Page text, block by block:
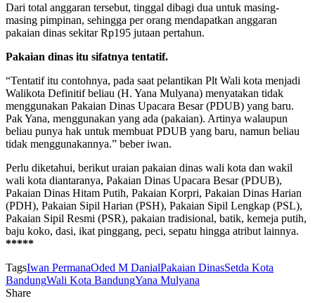
Dari total anggaran tersebut, tinggal dibagi dua untuk masing-
masing pimpinan, sehingga per orang mendapatkan anggaran
pakaian dinas sekitar Rp195 jutaan pertahun.
Pakaian dinas itu sifatnya tentatif.
“Tentatif itu contohnya, pada saat pelantikan Plt Wali kota menjadi
Walikota Definitif beliau (H. Yana Mulyana) menyatakan tidak
menggunakan Pakaian Dinas Upacara Besar (PDUB) yang baru.
Pak Yana, menggunakan yang ada (pakaian). Artinya walaupun
beliau punya hak untuk membuat PDUB yang baru, namun beliau
tidak menggunakannya.” beber iwan.
Perlu diketahui, berikut uraian pakaian dinas wali kota dan wakil
wali kota diantaranya, Pakaian Dinas Upacara Besar (PDUB),
Pakaian Dinas Hitam Putih, Pakaian Korpri, Pakaian Dinas Harian
(PDH), Pakaian Sipil Harian (PSH), Pakaian Sipil Lengkap (PSL),
Pakaian Sipil Resmi (PSR), pakaian tradisional, batik, kemeja putih,
baju koko, dasi, ikat pinggang, peci, sepatu hingga atribut lainnya.
*****
TagsIwan PermanaOded M DanialPakaian DinasSetda Kota
BandungWali Kota BandungYana Mulyana
Share